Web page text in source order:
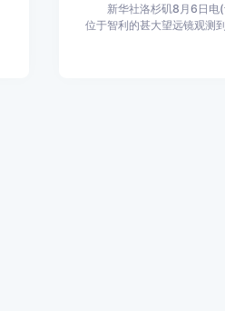
新华社洛杉矶8月6日电(
位于智利的甚大望远镜观测